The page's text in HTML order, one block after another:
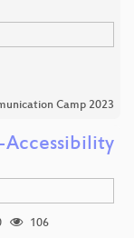
Camp 2023
106